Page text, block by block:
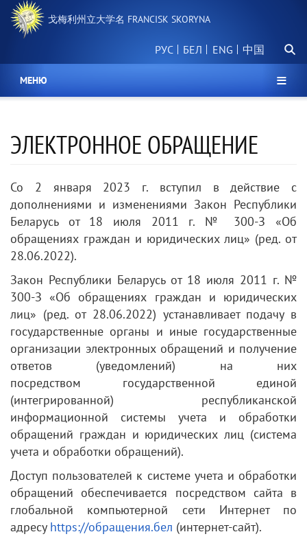
要
戈梅利州立大学名 FRANCISK SKORYNA
РУС БЕЛ 中国
搜
МЕНЮ
ЭЛЕКТРОННОЕ ОБРАЩЕНИЕ
Со 2 января 2023 г. вступил в действие с
дополнениями и изменениями Закон Республики
Беларусь от 18 июля 2011 г. № 300-З «Об
обращениях граждан и юридических лиц» (ред. от
28.06.2022).
Закон Республики Беларусь от 18 июля 2011 г. №
300-З «Об обращениях граждан и юридических
лиц» (ред. от 28.06.2022) устанавливает подачу в
государственные органы и иные государственные
организации электронных обращений и получение
ответов (уведомлений) на них
посредством государственной единой
(интегрированной) республиканской
информационной системы учета и обработки
обращений граждан и юридических лиц (система
учета и обработки обращений).
Доступ пользователей к системе учета и обработки
обращений обеспечивается посредством сайта в
глобальной компьютерной сети Интернет по
адресу https://обращения.бел (интернет-сайт).